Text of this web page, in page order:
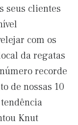
seus clientes
com os
da regatas
recorde
de nossas 10
Knut